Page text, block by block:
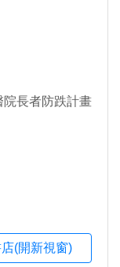
院長者防跌計畫
(開新視窗)